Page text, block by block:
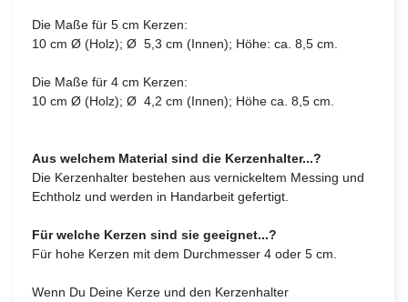
Die Maße für 5 cm Kerzen:
10 cm Ø (Holz); Ø 5,3 cm (Innen); Höhe: ca. 8,5 cm.
Die Maße für 4 cm Kerzen:
10 cm Ø (Holz); Ø 4,2 cm (Innen); Höhe ca. 8,5 cm.
Aus welchem Material sind die Kerzenhalter...?
Die Kerzenhalter bestehen aus vernickeltem Messing und
Echtholz und werden in Handarbeit gefertigt.
Für welche Kerzen sind sie geeignet...?
Für hohe Kerzen mit dem Durchmesser 4 oder 5 cm.
Wenn Du Deine Kerze und den Kerzenhalter